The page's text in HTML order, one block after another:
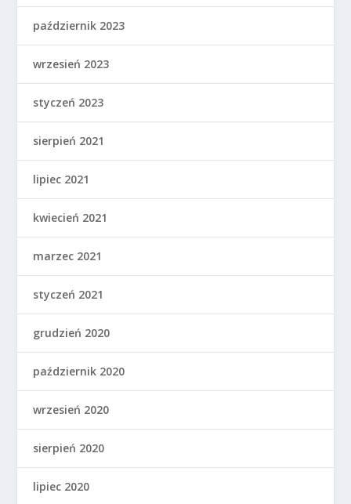
październik 2023
wrzesień 2023
styczeń 2023
sierpień 2021
lipiec 2021
kwiecień 2021
marzec 2021
styczeń 2021
grudzień 2020
październik 2020
wrzesień 2020
sierpień 2020
lipiec 2020